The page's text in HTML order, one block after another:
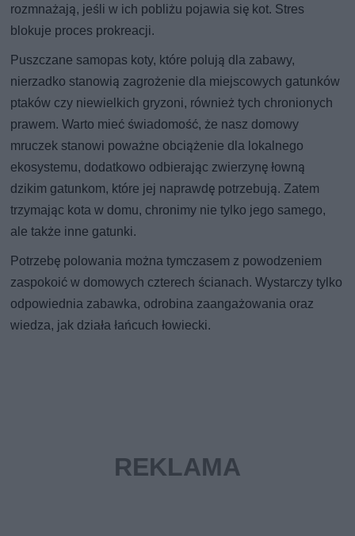
rozmnażają, jeśli w ich pobliżu pojawia się kot. Stres
blokuje proces prokreacji.
Puszczane samopas koty, które polują dla zabawy,
nierzadko stanowią zagrożenie dla miejscowych gatunków
ptaków czy niewielkich gryzoni, również tych chronionych
prawem. Warto mieć świadomość, że nasz domowy
mruczek stanowi poważne obciążenie dla lokalnego
ekosystemu, dodatkowo odbierając zwierzynę łowną
dzikim gatunkom, które jej naprawdę potrzebują. Zatem
trzymając kota w domu, chronimy nie tylko jego samego,
ale także inne gatunki.
Potrzebę polowania można tymczasem z powodzeniem
zaspokoić w domowych czterech ścianach. Wystarczy tylko
odpowiednia zabawka, odrobina zaangażowania oraz
wiedza, jak działa łańcuch łowiecki.